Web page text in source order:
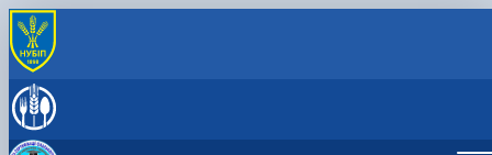
ПРО КАФЕДРУ